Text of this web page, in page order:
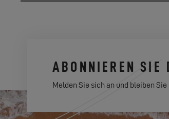
ABONNIEREN SIE
Melden Sie sich an und bleiben